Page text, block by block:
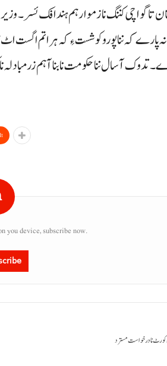
تا گواچی کننگ نا زموار ہم ہندافک ئسر۔
سال ننا حکومت نا بناآہم زرمبادلہ نا کوڑی 14 آن ہلیس 15 ارب ڈالر نا
you device, subscribe now.
نا درخواست مسترد